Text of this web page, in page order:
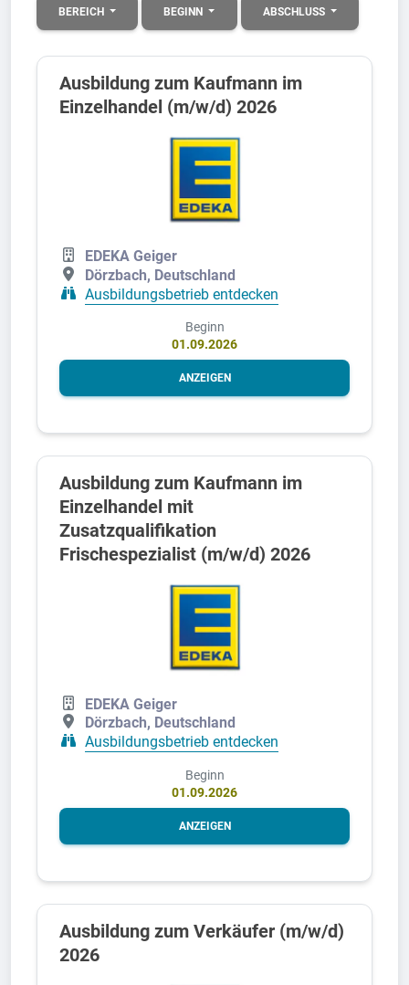
BEREICH BEGINN ABSCHLUSS
Ausbildung zum Kaufmann im
Einzelhandel (m/w/d) 2026
EDEKA Geiger
Dörzbach, Deutschland
Ausbildungsbetrieb entdecken
Beginn
01.09.2026
ANZEIGEN
Ausbildung zum Kaufmann im
Einzelhandel mit
Zusatzqualifikation
Frischespezialist (m/w/d) 2026
EDEKA Geiger
Dörzbach, Deutschland
Ausbildungsbetrieb entdecken
Beginn
01.09.2026
ANZEIGEN
Ausbildung zum Verkäufer (m/w/d)
2026